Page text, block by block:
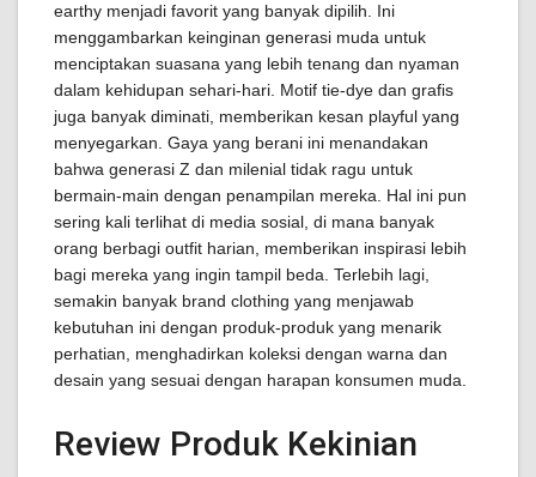
earthy menjadi favorit yang banyak dipilih. Ini
menggambarkan keinginan generasi muda untuk
menciptakan suasana yang lebih tenang dan nyaman
dalam kehidupan sehari-hari. Motif tie-dye dan grafis
juga banyak diminati, memberikan kesan playful yang
menyegarkan. Gaya yang berani ini menandakan
bahwa generasi Z dan milenial tidak ragu untuk
bermain-main dengan penampilan mereka. Hal ini pun
sering kali terlihat di media sosial, di mana banyak
orang berbagi outfit harian, memberikan inspirasi lebih
bagi mereka yang ingin tampil beda. Terlebih lagi,
semakin banyak brand clothing yang menjawab
kebutuhan ini dengan produk-produk yang menarik
perhatian, menghadirkan koleksi dengan warna dan
desain yang sesuai dengan harapan konsumen muda.
Review Produk Kekinian